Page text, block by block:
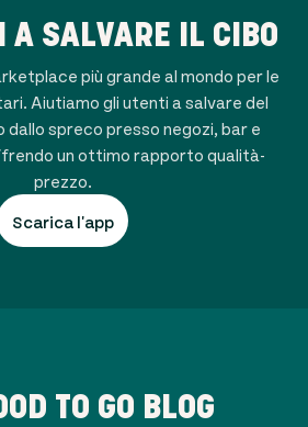
A SALVARE IL CIBO
più grande al mondo per le
Aiutiamo gli utenti a salvare del
dallo spreco presso negozi, bar e
un ottimo rapporto qualità-
prezzo.
Scarica l'app
TO GO BLOG